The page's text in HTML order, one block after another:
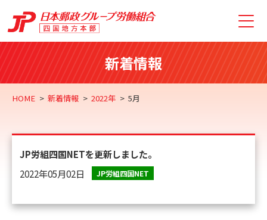
新着情報
HOME 新着情報 2022年 5月
JP労組四国NETを更新しました。
2022年05月02日
JP労組四国NET